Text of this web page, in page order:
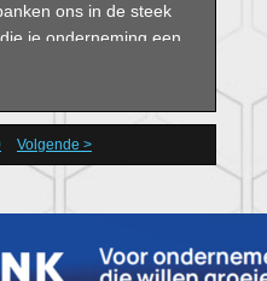
ons in de steek
je onderneming een
Volgende >